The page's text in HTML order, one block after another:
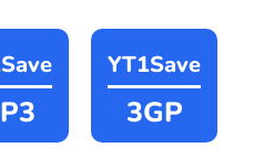
YT1Save
3GP